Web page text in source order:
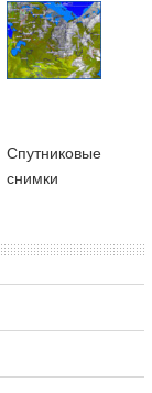
Cпутниковые
снимки